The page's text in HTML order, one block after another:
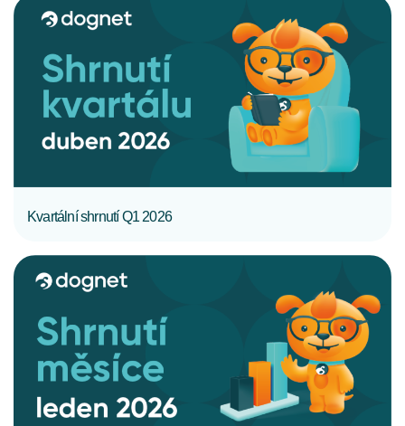
Kvartální shrnutí Q1 2026